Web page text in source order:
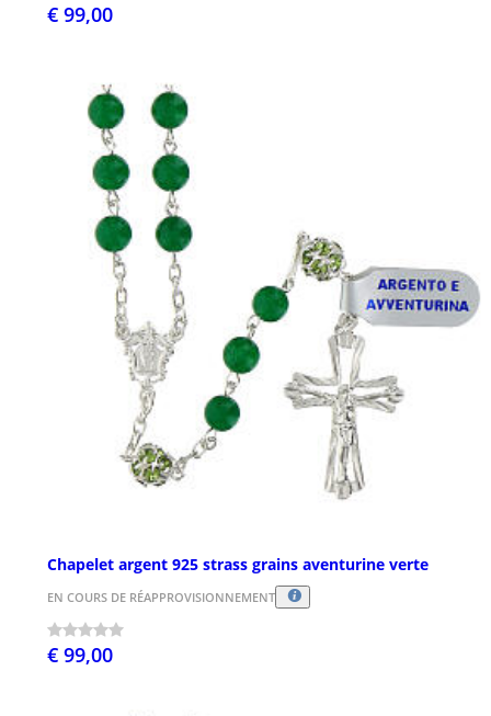
€ 99,00
Chapelet argent 925 strass grains aventurine verte
EN COURS DE RÉAPPROVISIONNEMENT
€ 99,00